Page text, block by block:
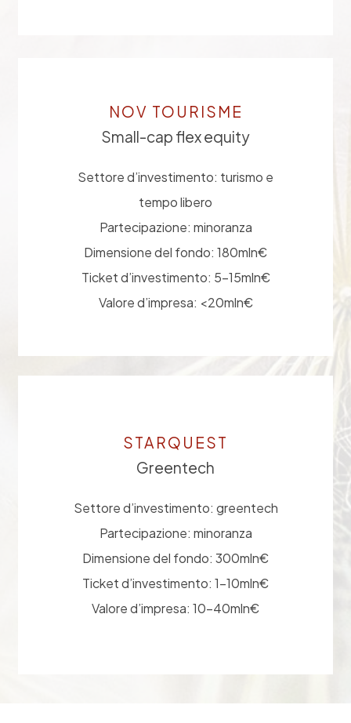
NOV TOURISME
Small-cap flex equity
Settore d’investimento: turismo e
tempo libero
Partecipazione: minoranza
Dimensione del fondo: 180mln€
Ticket d’investimento: 5-15mln€
Valore d’impresa: <20mln€
STARQUEST
Greentech
Settore d’investimento: greentech
Partecipazione: minoranza
Dimensione del fondo: 300mln€
Ticket d’investimento: 1-10mln€
Valore d’impresa: 10-40mln€